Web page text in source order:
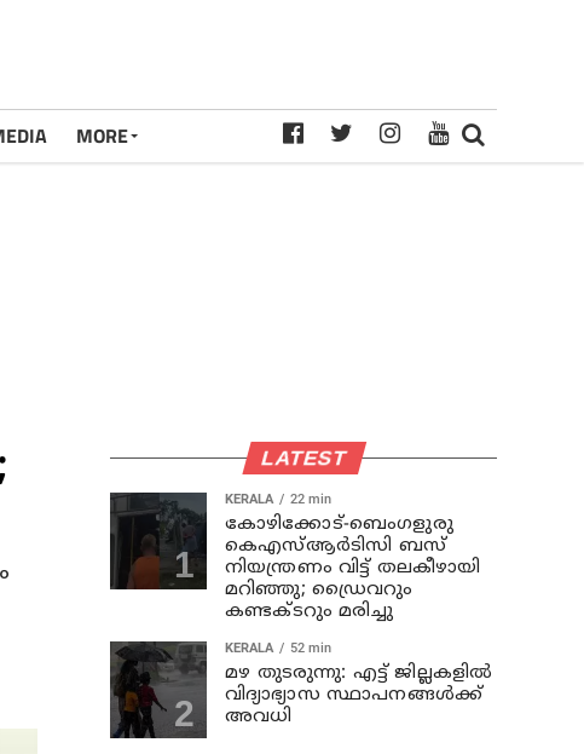
MORE
LATEST
KERALA 22 min
കോഴിക്കോട്-ബെംഗളുരു
കെഎസ്ആര്‍ടിസി ബസ്
നിയന്ത്രണം വിട്ട് തലകീഴായി
മറിഞ്ഞു; ഡ്രൈവറും
കണ്ടക്ടറും മരിച്ചു
KERALA 52 min
മഴ തുടരുന്നു: എട്ട് ജില്ലകളില്‍
വിദ്യാഭ്യാസ സ്ഥാപനങ്ങള്‍ക്ക്
അവധി